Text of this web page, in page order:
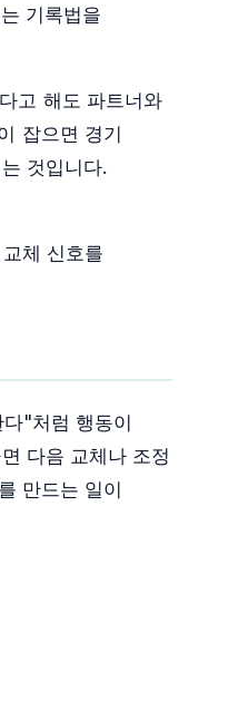
기록법을
고 해도 파트너와
잡으면 경기
것입니다.
체 신호를
"처럼 행동이
다음 교체나 조정
만드는 일이